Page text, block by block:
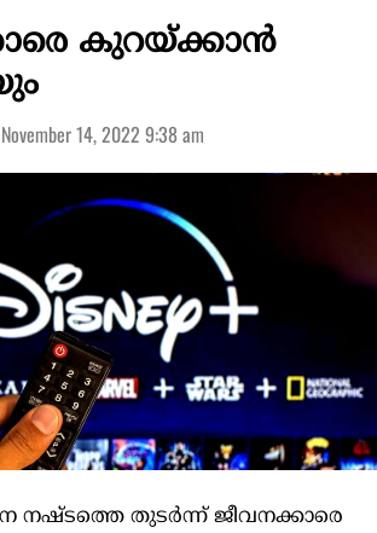
കുറയ്ക്കാൻ
November 14, 2022 9:38 am
നഷ്ടത്തെ തുടർന്ന് ജീവനക്കാരെ